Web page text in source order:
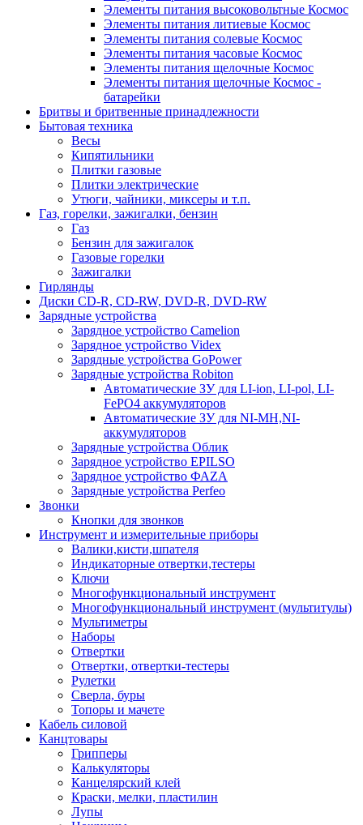
Элементы питания высоковольтные Космос
Элементы питания литиевые Космос
Элементы питания солевые Космос
Элементы питания часовые Космос
Элементы питания щелочные Космос
Элементы питания щелочные Космос -
батарейки
Бритвы и бритвенные принадлежности
Бытовая техника
Весы
Кипятильники
Плитки газовые
Плитки электрические
Утюги, чайники, миксеры и т.п.
Газ, горелки, зажигалки, бензин
Газ
Бензин для зажигалок
Газовые горелки
Зажигалки
Гирлянды
Диски CD-R, CD-RW, DVD-R, DVD-RW
Зарядные устройства
Зарядное устройство Camelion
Зарядное устройство Videx
Зарядные устройства GoPower
Зарядные устройства Robiton
Автоматические ЗУ для LI-ion, LI-pol, LI-
FePO4 аккумуляторов
Автоматические ЗУ для NI-MH,NI-
аккумуляторов
Зарядные устройства Облик
Зарядное устройство EPILSO
Зарядное устройство ФАZА
Зарядные устройства Perfeo
Звонки
Кнопки для звонков
Инструмент и измерительные приборы
Валики,кисти,шпателя
Индикаторные отвертки,тестеры
Ключи
Многофункциональный инструмент
Многофункциональный инструмент (мультитулы)
Мультиметры
Наборы
Отвертки
Отвертки, отвертки-тестеры
Рулетки
Сверла, буры
Топоры и мачете
Кабель силовой
Канцтовары
Грипперы
Калькуляторы
Канцелярский клей
Краски, мелки, пластилин
Лупы